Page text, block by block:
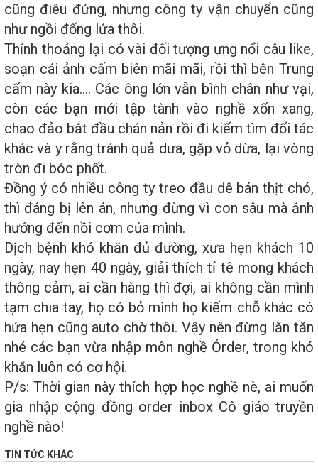
cũng điêu đứng, nhưng công ty vận chuyển cũng
như ngồi đống lửa thôi.
Thỉnh thoảng lại có vài đối tượng ưng nổi câu like,
soạn cái ảnh cấm biên mãi mãi, rồi thì bên Trung
cấm này kia.... Các ông lớn vẫn bình chân như vại,
còn các bạn mới tập tành vào nghề xốn xang,
chao đảo bắt đầu chán nản rồi đi kiếm tìm đối tác
khác và y rằng tránh quả dưa, gặp vỏ dừa, lại vòng
tròn đi bóc phốt.
Đồng ý có nhiều công ty treo đầu dê bán thịt chó,
thì đáng bị lên án, nhưng đừng vì con sâu mà ảnh
hưởng đến nồi cơm của mình.
Dịch bệnh khó khăn đủ đường, xưa hẹn khách 10
ngày, nay hẹn 40 ngày, giải thích tỉ tê mong khách
thông cảm, ai cần hàng thì đợi, ai không cần mình
tạm chia tay, họ có bỏ mình họ kiếm chỗ khác có
hứa hẹn cũng auto chờ thôi. Vậy nên đừng lăn tăn
nhé các bạn vừa nhập môn nghề Ỏrder, trong khó
khăn luôn có cơ hội.
P/s: Thời gian này thích hợp học nghề nè, ai muốn
gia nhập cộng đồng order inbox Cô giáo truyền
nghề nào!
TIN TỨC KHÁC